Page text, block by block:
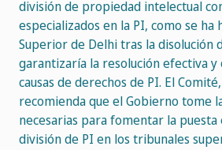
división de propiedad intelectual
especializados en la PI, como se ha
Superior de Delhi tras la disolución
garantizaría la resolución efectiva y
causas de derechos de PI. El
recomienda que el Gobierno tome
necesarias para fomentar la puesta
división de PI en los tribunales